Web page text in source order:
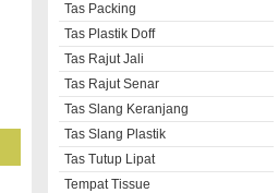
Tas Packing
Tas Plastik Doff
Tas Rajut Jali
Tas Rajut Senar
Tas Slang Keranjang
Tas Slang Plastik
Tas Tutup Lipat
Tempat Tissue